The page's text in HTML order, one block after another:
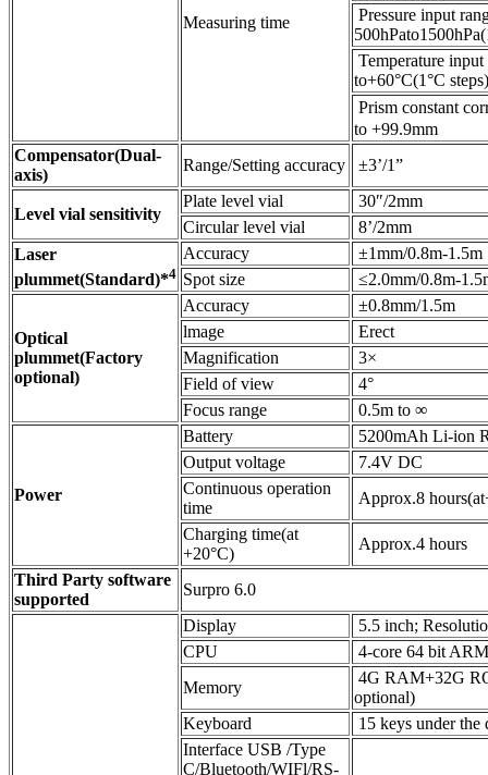
Measuring time
Pressure input
Temperature input
to+60°C(1°C steps)
Prism constant
to +99.9mm
Compensator(Dual-
axis)
Range/Setting accuracy ±3’/1”
Level vial sensitivity
Plate level vial
30″/2mm
Circular level vial
8’/2mm
Laser
plummet(Standard)*4
Accuracy
±1mm/0.8m-1.5m
Spot size
≤2.0mm/0.8m-
Optical
plummet(Factory
optional)
Accuracy
±0.8mm/1.5m
lmage
Erect
Magnification
3×
Field of view
4°
Focus range
0.5m to ∞
Power
Battery
5200mAh Li-ion
Output voltage
7.4V DC
Continuous operation
time
Approx.8
Charging time(at
+20°C)
Approx.4 hours
Third Party software
supported
Surpro 6.0
Display
5.5 inch;
CPU
4-core 64 bit
Memory
4G RAM+32G
optional)
Keyboard
15 keys under the
Interface USB /Type
C/Bluetooth/WIFl/RS-